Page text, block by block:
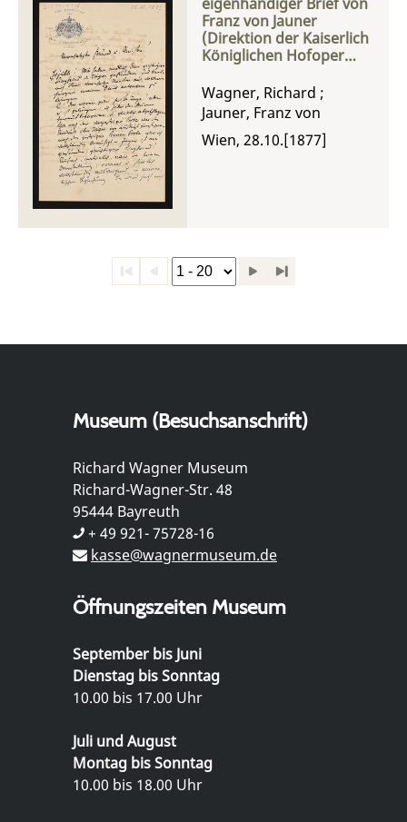
Franz von Jauner
(Direktion der Kaiserlich
Königlichen Hofoper
Wagner
Wagner, Richard ;
Jauner, Franz von
Wien, 28.10.[1877]
Museum (Besuchsanschrift)
Richard Wagner Museum
Richard-Wagner-Str. 48
95444 Bayreuth
+ 49 921- 75728-16
kasse@wagnermuseum.de
Öffnungszeiten Museum
September bis Juni
Dienstag bis Sonntag
10.00 bis 17.00 Uhr
Juli und August
Montag bis Sonntag
10.00 bis 18.00 Uhr